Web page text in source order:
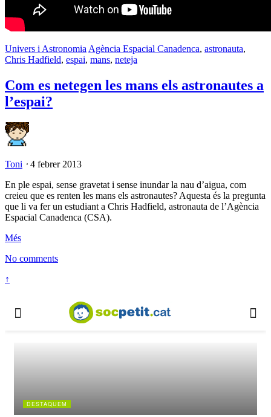
Univers i Astronomia Agència Espacial Canadenca, astronauta,
Chris Hadfield, espai, mans, neteja
Com es netegen les mans els astronautes a
l’espai?
Toni ⋅ 4 febrer 2013
En ple espai, sense gravetat i sense inundar la nau d’aigua, com
creieu que es renten les mans els astronautes? Aquesta és la pregunta
que li va fer un estudiant a Chris Hadfield, astronauta de l’Agència
Espacial Canadenca (CSA).
Més
No comments
↑